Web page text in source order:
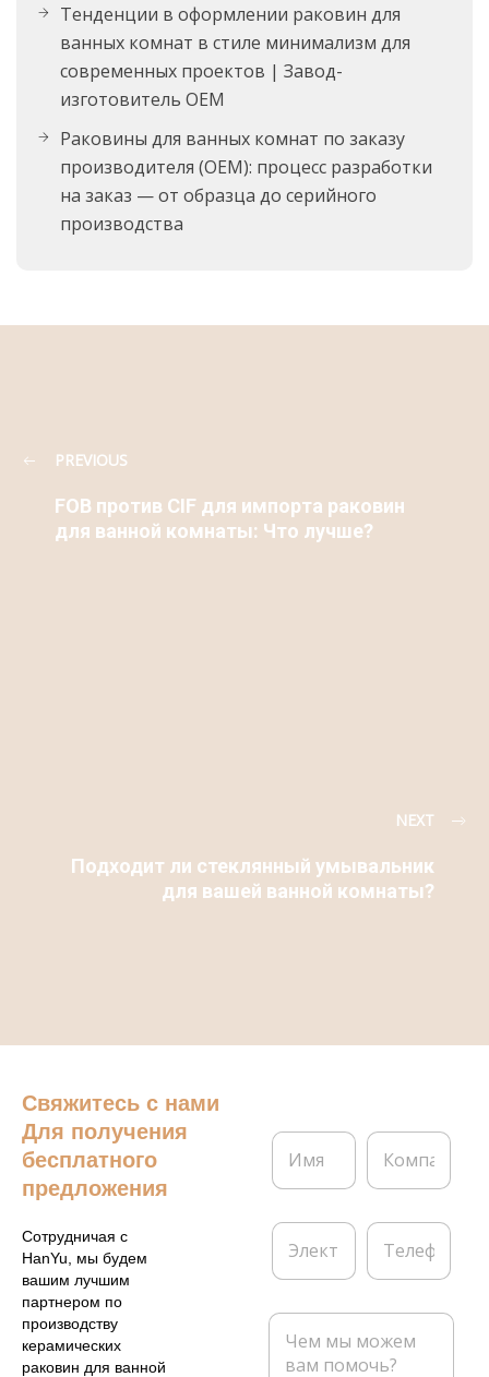
Тенденции в оформлении раковин для
ванных комнат в стиле минимализм для
современных проектов | Завод-
изготовитель OEM
Раковины для ванных комнат по заказу
производителя (OEM): процесс разработки
на заказ — от образца до серийного
производства
PREVIOUS
FOB против CIF для импорта раковин
для ванной комнаты: Что лучше?
NEXT
Подходит ли стеклянный умывальник
для вашей ванной комнаты?
Свяжитесь с нами
Для получения
бесплатного
предложения
Сотрудничая с
HanYu, мы будем
вашим лучшим
партнером по
производству
керамических
раковин для ванной
И
я
К
м
а
я
Э
е
т
Т
л
ф
о
н
С